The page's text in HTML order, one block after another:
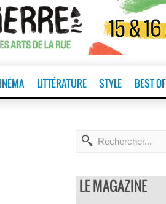
LITTÉRATURE STYLE BEST OF
t
LE MAGAZINE